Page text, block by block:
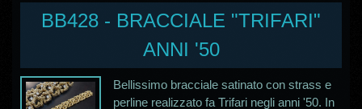
BB428 - BRACCIALE "TRIFARI"
ANNI '50
Bellissimo bracciale satinato con strass e
perline realizzato fa Trifari negli anni '50. In